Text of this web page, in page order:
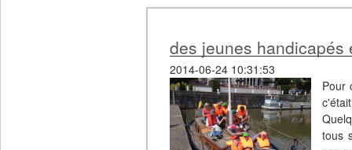
des jeunes
2014-06-24 10:31:53
Pour
tous